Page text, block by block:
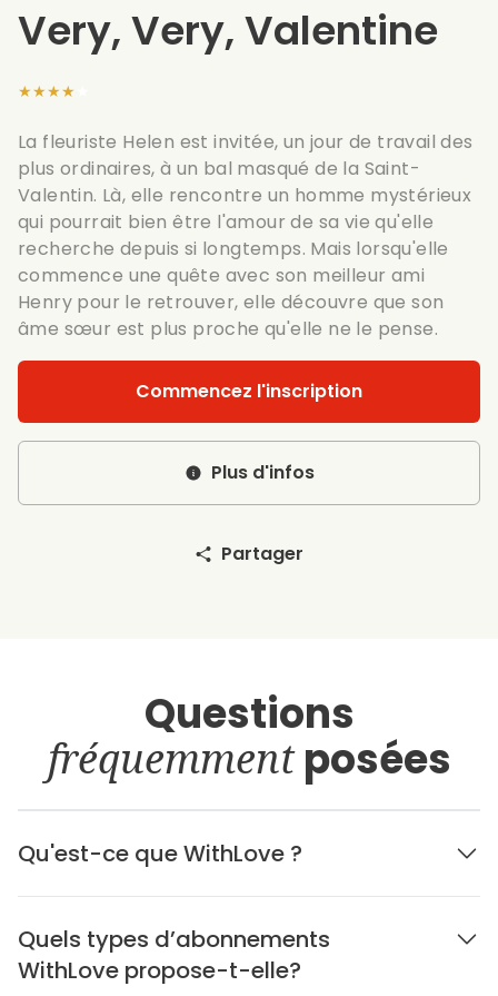
Very, Very, Valentine
★★★★★
La fleuriste Helen est invitée, un jour de travail des
plus ordinaires, à un bal masqué de la Saint-
Valentin. Là, elle rencontre un homme mystérieux
qui pourrait bien être l'amour de sa vie qu'elle
recherche depuis si longtemps. Mais lorsqu'elle
commence une quête avec son meilleur ami
Henry pour le retrouver, elle découvre que son
âme sœur est plus proche qu'elle ne le pense.
Commencez l'inscription
Plus d'infos
Partager
Questions
fréquemmentposées
Qu'est-ce que WithLove ?
Quels types d’abonnements
WithLove propose-t-elle?